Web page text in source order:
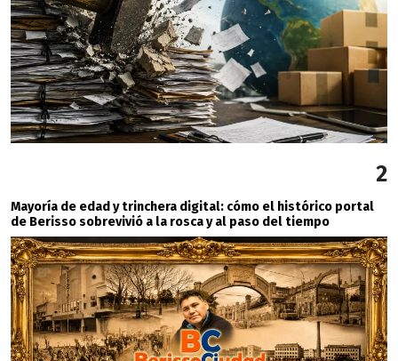
2
Mayoría de edad y trinchera digital: cómo el histórico portal
de Berisso sobrevivió a la rosca y al paso del tiempo